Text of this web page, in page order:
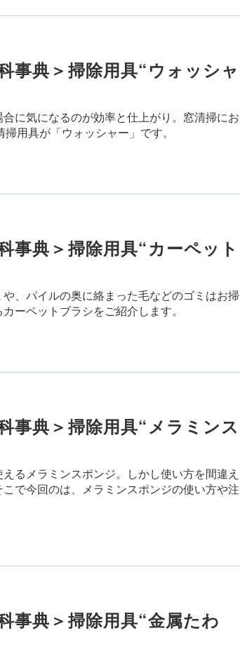
事典＞掃除用具“ウォッシャ
に気になるのが効率と仕上がり。窓清掃にお
用具が「ウォッシャー」です。
事典＞掃除用具“カーペット
、パイルの奥に絡まった毛などのゴミはお掃
ーペットブラシをご紹介します。
事典＞掃除用具“メラミンス
るメラミンスポンジ。しかし使い方を間違え
で今回のは、メラミンスポンジの使い方や注
事典＞掃除用具“金属たわ